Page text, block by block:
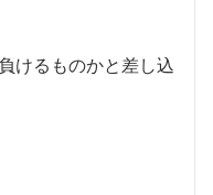
けるものかと差し込